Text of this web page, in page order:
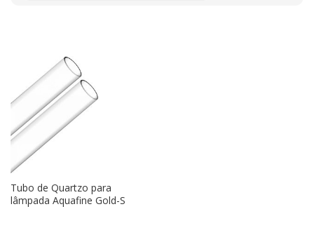
Tubo de Quartzo para
lâmpada Aquafine Gold-S